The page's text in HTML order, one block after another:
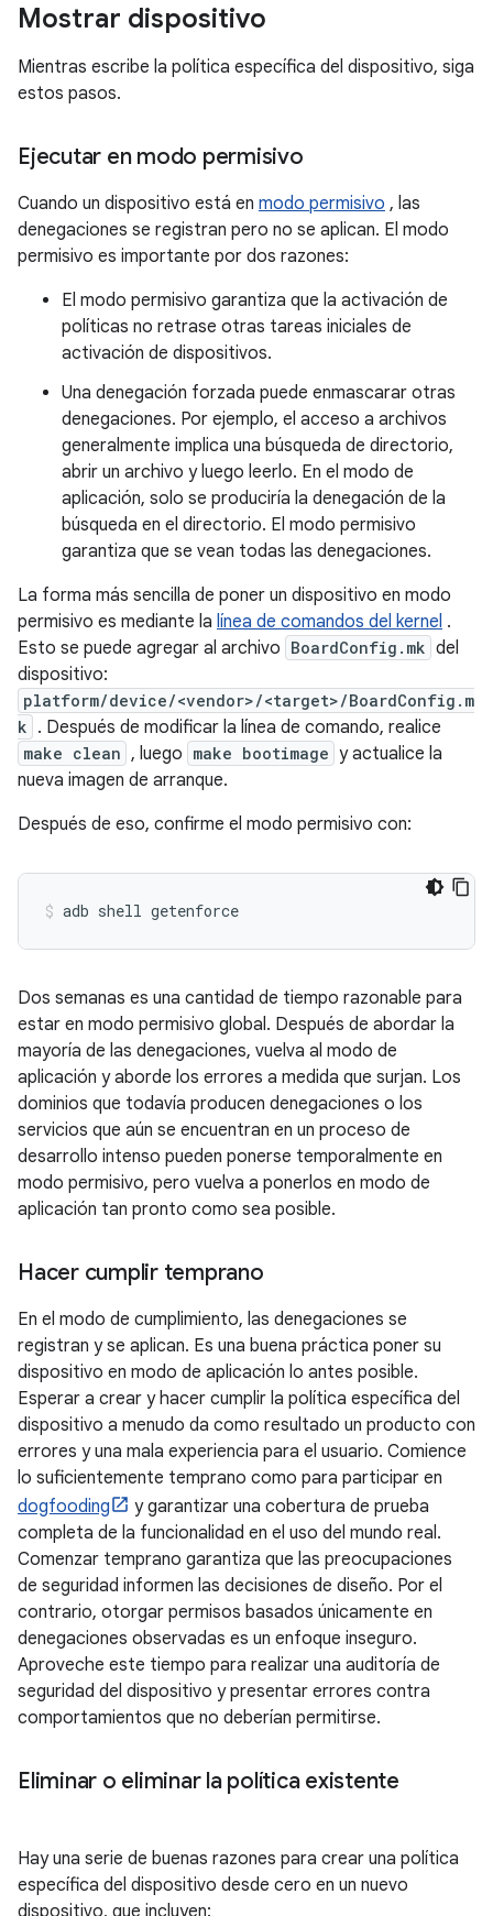
Mostrar dispositivo
Mientras escribe la política específica del dispositivo, siga
estos pasos.
Ejecutar en modo permisivo
Cuando un dispositivo está en modo permisivo , las
denegaciones se registran pero no se aplican. El modo
permisivo es importante por dos razones:
El modo permisivo garantiza que la activación de
políticas no retrase otras tareas iniciales de
activación de dispositivos.
Una denegación forzada puede enmascarar otras
denegaciones. Por ejemplo, el acceso a archivos
generalmente implica una búsqueda de directorio,
abrir un archivo y luego leerlo. En el modo de
aplicación, solo se produciría la denegación de la
búsqueda en el directorio. El modo permisivo
garantiza que se vean todas las denegaciones.
La forma más sencilla de poner un dispositivo en modo
permisivo es mediante la línea de comandos del kernel .
Esto se puede agregar al archivo BoardConfig.mk del
dispositivo:
platform/device/<vendor>/<target>/BoardConfig.m
k . Después de modificar la línea de comando, realice
make clean , luego make bootimage y actualice la
nueva imagen de arranque.
Después de eso, confirme el modo permisivo con:
Dos semanas es una cantidad de tiempo razonable para
estar en modo permisivo global. Después de abordar la
mayoría de las denegaciones, vuelva al modo de
aplicación y aborde los errores a medida que surjan. Los
dominios que todavía producen denegaciones o los
servicios que aún se encuentran en un proceso de
desarrollo intenso pueden ponerse temporalmente en
modo permisivo, pero vuelva a ponerlos en modo de
aplicación tan pronto como sea posible.
Hacer cumplir temprano
En el modo de cumplimiento, las denegaciones se
registran y se aplican. Es una buena práctica poner su
dispositivo en modo de aplicación lo antes posible.
Esperar a crear y hacer cumplir la política específica del
dispositivo a menudo da como resultado un producto con
errores y una mala experiencia para el usuario. Comience
lo suficientemente temprano como para participar en
dogfooding
y garantizar una cobertura de prueba
completa de la funcionalidad en el uso del mundo real.
Comenzar temprano garantiza que las preocupaciones
de seguridad informen las decisiones de diseño. Por el
contrario, otorgar permisos basados ​​únicamente en
denegaciones observadas es un enfoque inseguro.
Aproveche este tiempo para realizar una auditoría de
seguridad del dispositivo y presentar errores contra
comportamientos que no deberían permitirse.
Eliminar o eliminar la política existente
Hay una serie de buenas razones para crear una política
específica del dispositivo desde cero en un nuevo
dispositivo, que incluyen: